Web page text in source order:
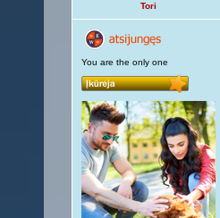
Tori
You are the only one